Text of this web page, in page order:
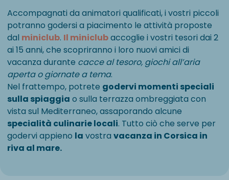
Accompagnati da animatori qualificati, i vostri piccoli
potranno godersi a piacimento le attività proposte
dal miniclub. Il miniclubaccoglie i vostri tesori dai 2
ai 15 anni, che scopriranno i loro nuovi amici di
vacanza durante cacce al tesoro, giochi all’aria
aperta o giornate a tema.
Nel frattempo, potrete godervi momenti speciali
sulla spiaggia o sulla terrazza ombreggiata con
vista sul Mediterraneo, assaporando alcune
specialità culinarie locali. Tutto ciò che serve per
godervi appieno la vostra vacanza in Corsica in
riva al mare.